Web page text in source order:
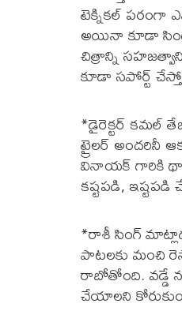
టెక్నికల్ పరంగా
అయినా కూడా
చిత్రాన్ని
కూడా సపోర్ట్
*డైరెక్టర్ కమల్
ట్రైలర్ అందరినీ
వినాయక్ గారికి
కష్టపడి,
*రాశీ సింగ్
పాటలకు మంచి
రాబోతోంది. వడ్డే
చేయాలని